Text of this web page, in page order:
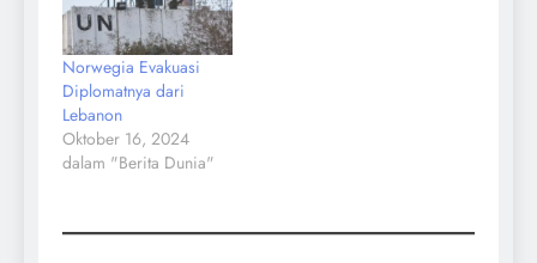
Norwegia Evakuasi
Diplomatnya dari
Lebanon
Oktober 16, 2024
dalam "Berita Dunia"